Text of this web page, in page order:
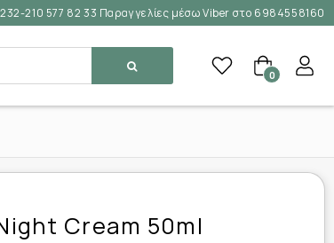
210 577 82 33 Παραγγελίες μέσω Viber στο 6984558160
0
Cream 50ml